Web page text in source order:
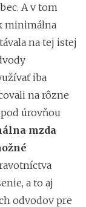
A v tom
minimálna
na tej istej
iba
na rôzne
úrovňou
mzda
a to aj
odvodov pre